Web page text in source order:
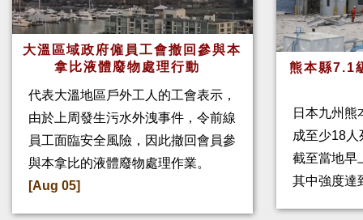
大溫區域政府僱員工會撤回參與本
拿比液體廢物處理行動
代表大溫地區戶外工人的工會表示，
由於上周發生污水外洩事件，令前線
員工面臨安全風險，因此撤回會員參
與本拿比的液體廢物處理作業。
[Aug 05]
熊本縣7.1
日本九州熊
成至少18
截至當地早
其中強度達